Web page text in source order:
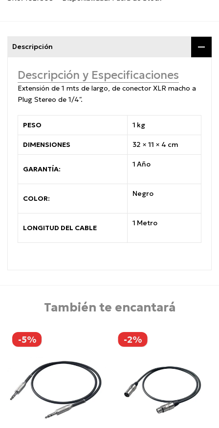
Descripción
Descripción y Especificaciones
Extensión de 1 mts de largo, de conector XLR macho a
Plug Stereo de 1/4″.
PESO 1 kg
DIMENSIONES 32 × 11 × 4 cm
GARANTÍA:
1 Año
COLOR:
Negro
LONGITUD DEL CABLE
1 Metro
También te encantará
-5% -2%